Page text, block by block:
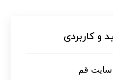
و کاربردی
قم